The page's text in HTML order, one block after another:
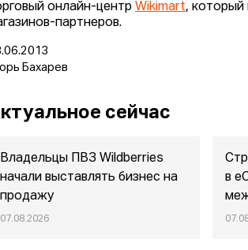
онлайн-центрWikimart, который
партнеров.
Бахарев
сейчас
Владельцы ПВЗ Wildberries
начали выставлять бизнес на
продажу
07.08.2026
в